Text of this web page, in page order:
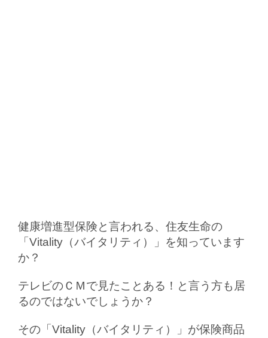
健康増進型保険と言われる、住友生命の
「Vitality（バイタリティ）」を知っています
か？
テレビのＣＭで見たことある！と言う方も居
るのではないでしょうか？
その「Vitality（バイタリティ）」が保険商品